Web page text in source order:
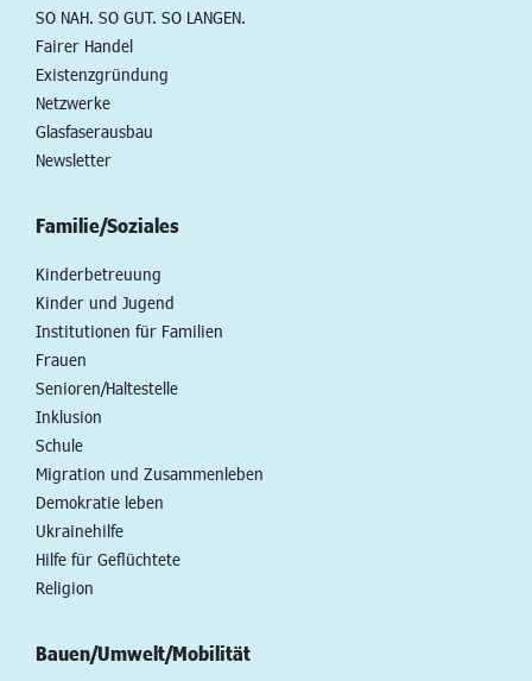
SO NAH. SO GUT. SO LANGEN.
Fairer Handel
Existenzgründung
Netzwerke
Glasfaserausbau
Newsletter
Familie/Soziales
Kinderbetreuung
Kinder und Jugend
Institutionen für Familien
Frauen
Senioren/Haltestelle
Inklusion
Schule
Migration und Zusammenleben
Demokratie leben
Ukrainehilfe
Hilfe für Geflüchtete
Religion
Bauen/Umwelt/Mobilität